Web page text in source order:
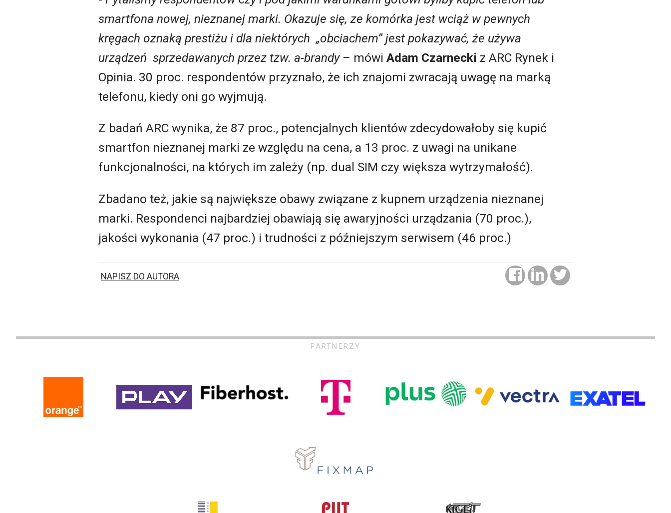
smartfona nowej, nieznanej marki. Okazuje się, ze komórka jest wciąż w pewnych
kręgach oznaką prestiżu i dla niektórych „obciachem” jest pokazywać, że używa
urządzeń sprzedawanych przez tzw. a-brandy – mówi Adam Czarnecki z ARC Rynek i
Opinia. 30 proc. respondentów przyznało, że ich znajomi zwracają uwagę na marką
telefonu, kiedy oni go wyjmują.
Z badań ARC wynika, że 87 proc., potencjalnych klientów zdecydowałoby się kupić
smartfon nieznanej marki ze względu na cena, a 13 proc. z uwagi na unikane
funkcjonalności, na których im zależy (np. dual SIM czy większa wytrzymałość).
Zbadano też, jakie są największe obawy związane z kupnem urządzenia nieznanej
marki. Respondenci najbardziej obawiają się awaryjności urządzania (70 proc.),
jakości wykonania (47 proc.) i trudności z późniejszym serwisem (46 proc.)
NAPISZ DO AUTORA
PARTNERZY